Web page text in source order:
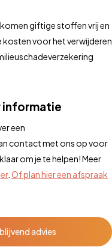
giftige stoffen vrij en
voor het verwijderen
informatie
een
contact met ons op voor
om je te helpen! Meer
. Of plan hier een afspraak
advies